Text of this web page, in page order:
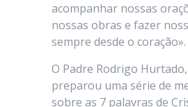
acompanhar nossas
nossas obras e fazer
sempre desde o coração».
O Padre Rodrigo Hurtado,
preparou uma série de
sobre as 7 palavras de